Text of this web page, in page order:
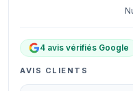
4 avis vérifiés Google
AVIS CLIENTS